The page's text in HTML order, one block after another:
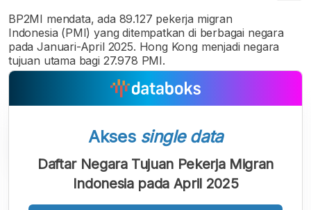
BP2MI mendata, ada 89.127 pekerja migran
Indonesia (PMI) yang ditempatkan di berbagai negara
pada Januari-April 2025. Hong Kong menjadi negara
tujuan utama bagi 27.978 PMI.
Akses single data
Daftar Negara Tujuan Pekerja Migran
Indonesia pada April 2025